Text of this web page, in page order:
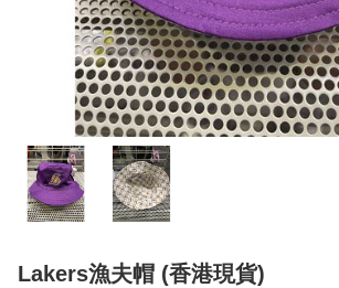
Lakers漁夫帽 (香港現貨)